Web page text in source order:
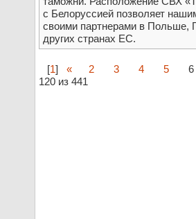
с Белоруссией позволяет
своими партнерами в Польше,
других странах ЕС.
[1] « 2 3 4 5
6
120 из 441